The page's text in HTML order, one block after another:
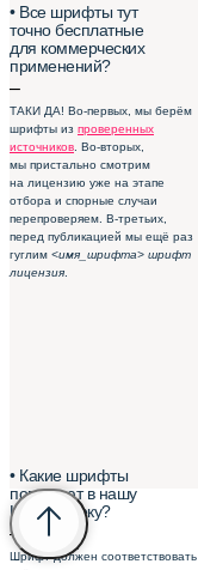
• Все шрифты тут
точно бесплатные
для коммерческих
применений?
–
ТАКИ ДА! Во-первых, мы берём
шрифты из проверенных
источников . Во-вторых,
мы пристально смотрим
на лицензию уже на этапе
отбора и спорные случаи
перепроверяем. В-третьих,
перед публикацией мы ещё раз
гуглим <имя_шрифта> шрифт
лицензия
• Какие шрифты
попадают в нашу
Шрифтотеку?
–
Шрифт должен соответствовать